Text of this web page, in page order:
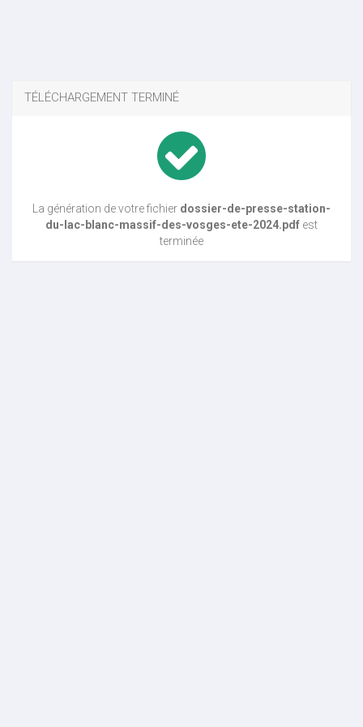
TÉLÉCHARGEMENT TERMINÉ
La génération de votre fichier dossier-de-presse-station-
du-lac-blanc-massif-des-vosges-ete-2024.pdf est
terminée